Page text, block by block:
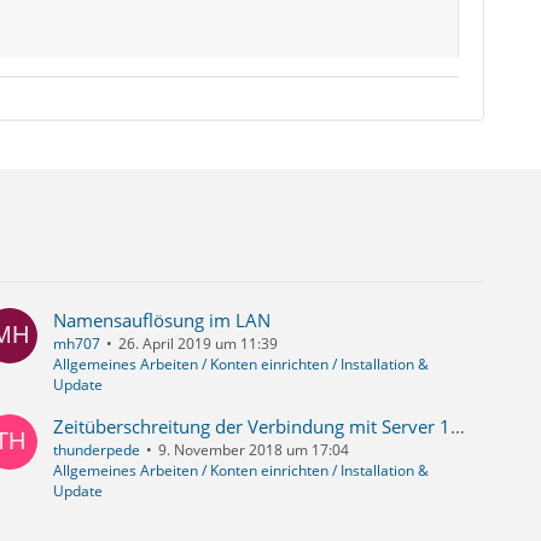
Namensauflösung im LAN
mh707
26. April 2019 um 11:39
Allgemeines Arbeiten / Konten einrichten / Installation &
Update
Zeitüberschreitung der Verbindung mit Server 1und1
thunderpede
9. November 2018 um 17:04
Allgemeines Arbeiten / Konten einrichten / Installation &
Update